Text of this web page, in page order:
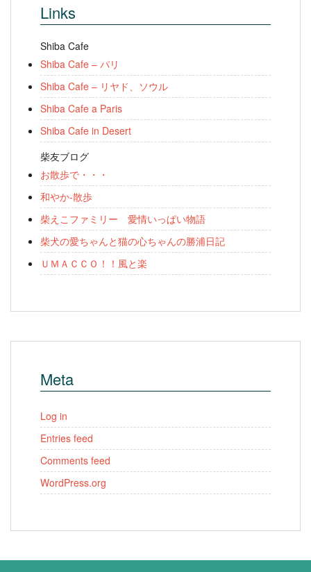
Links
Shiba Cafe
Shiba Cafe – パリ
Shiba Cafe – リヤド、ソウル
Shiba Cafe a Paris
Shiba Cafe in Desert
柴友ブログ
お散歩で・・・
和やか-散歩
柴えこファミリー 愛情いっぱい物語
柴犬の愛ちゃんと猫の心ちゃんの勝浦日記
ＵＭＡＣＣＯ！！風と楽
Meta
Log in
Entries feed
Comments feed
WordPress.org